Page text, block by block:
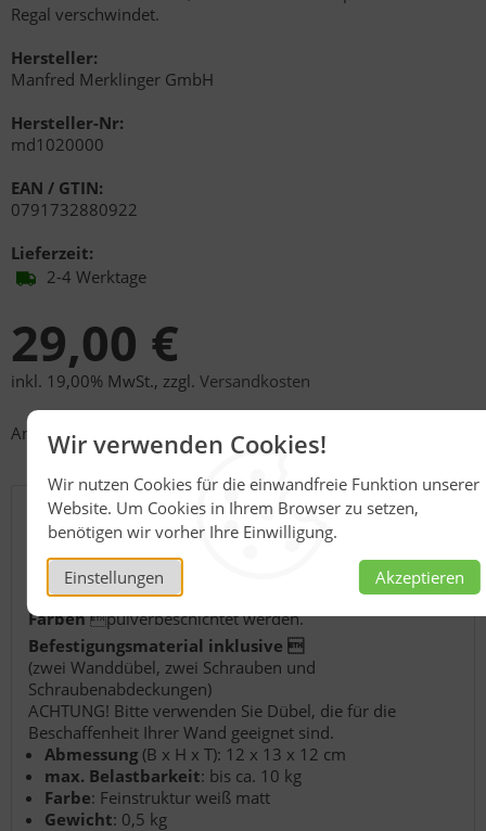
Wir verwenden Cookies!
Wir nutzen Cookies für die einwandfreie Funktion unserer
Website. Um Cookies in Ihrem Browser zu setzen,
benötigen wir vorher Ihre Einwilligung.
Einstellungen Akzeptieren
Regal verschwindet.
Hersteller:
Manfred Merklinger GmbH
Hersteller-Nr:
md1020000
EAN / GTIN:
0791732880922
Lieferzeit:
2-4 Werktage
29,00 €
inkl. 19,00% MwSt., zzgl. Versandkosten
Anzahl
Details
Pulverbeschichtetes Metallregal zur Befestigung an
der Wand
Unsere Regale können gegen Aufpreis in allen RAL-
Farbenpulverbeschichtet werden.
Befestigungsmaterial inklusive 
(zwei Wanddübel, zwei Schrauben und
Schraubenabdeckungen)
ACHTUNG! Bitte verwenden Sie Dübel, die für die
Beschaffenheit Ihrer Wand geeignet sind.
Abmessung (B x H x T): 12 x 13 x 12 cm
max. Belastbarkeit: bis ca. 10 kg
Farbe: Feinstruktur weiß matt
Gewicht: 0,5 kg